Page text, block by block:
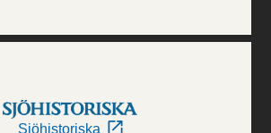
Sjöhistoriska